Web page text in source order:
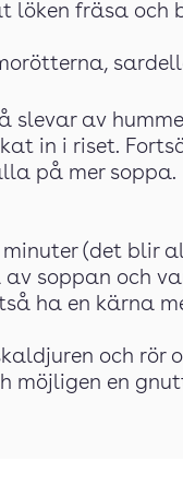
löken fräsa och
slevar av
in i riset.
på mer soppa.
minuter (det blir
av soppan och
ha en kärna
och rör
möjligen en